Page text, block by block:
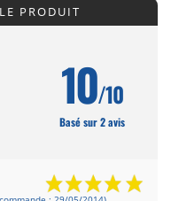
PRODUIT
10/10
Basé sur 2 avis